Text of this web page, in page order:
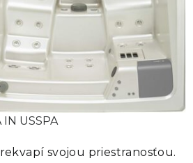
IN USSPA
svojou priestranosťou.